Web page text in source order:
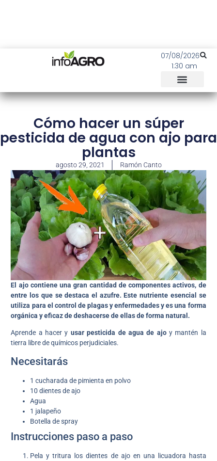
07/08/2026
1:30 am
Cómo hacer un súper
pesticida de agua con ajo para
plantas
agosto 29, 2021 Ramón Canto
El ajo contiene una gran cantidad de componentes activos, de
entre los que se destaca el azufre. Este nutriente esencial se
utiliza para el control de plagas y enfermedades y es una forma
orgánica y eficaz de deshacerse de ellas de forma natural.
Aprende a hacer y usar pesticida de agua de ajoy mantén la
tierra libre de químicos perjudiciales.
Necesitarás
1 cucharada de pimienta en polvo
10 dientes de ajo
Agua
1 jalapeño
Botella de spray
Instrucciones paso a paso
Pela y tritura los dientes de ajo en una licuadora hasta